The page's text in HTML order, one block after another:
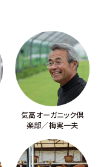
気高オーガニック倶
楽部／梅実一夫